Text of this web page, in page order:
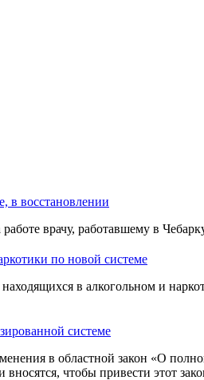
в восстановлении
врачу, работавшему в
по новой системе
в алкогольном и
системе
в областной закон «О
чтобы привести этот